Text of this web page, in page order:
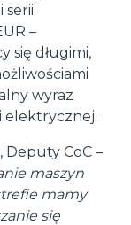
serii
–
się długimi,
wyraz
elektrycznej.
Deputy CoC –
maszyn
mamy
się